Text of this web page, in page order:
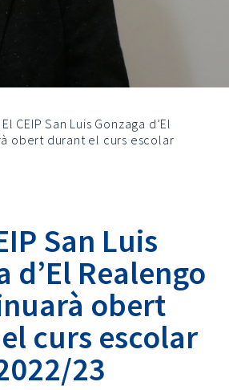
El CEIP San Luis Gonzaga d’El
obert durant el curs escolar
San Luis
d’El Realengo
obert
curs escolar
23